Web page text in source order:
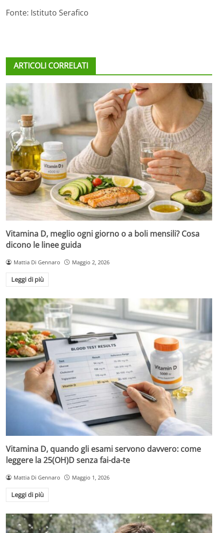
Fonte: Istituto Serafico
ARTICOLI CORRELATI
Vitamina D, meglio ogni giorno o a boli mensili? Cosa
dicono le linee guida
Mattia Di Gennaro Maggio 2, 2026
Leggi di più
Vitamina D, quando gli esami servono davvero: come
leggere la 25(OH)D senza fai-da-te
Mattia Di Gennaro Maggio 1, 2026
Leggi di più